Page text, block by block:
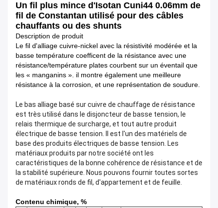
Un fil plus mince d'Isotan Cuni44 0.06mm de
fil de Constantan utilisé pour des câbles
chauffants ou des shunts
Description de produit
Le fil d'alliage cuivre-nickel avec la résistivité modérée et la
basse température coefficent de la résistance avec une
résistance/température plates courbent sur un éventail que
les « manganins ». il montre également une meilleure
résistance à la corrosion, et une représentation de soudure.
Le bas alliage basé sur cuivre de chauffage de résistance
est très utilisé dans le disjoncteur de basse tension, le
relais thermique de surcharge, et tout autre produit
électrique de basse tension. Il est l'un des matériels de
base des produits électriques de basse tension. Les
matériaux produits par notre société ont les
caractéristiques de la bonne cohérence de résistance et de
la stabilité supérieure. Nous pouvons fournir toutes sortes
de matériaux ronds de fil, d'appartement et de feuille.
Contenu chimique, %